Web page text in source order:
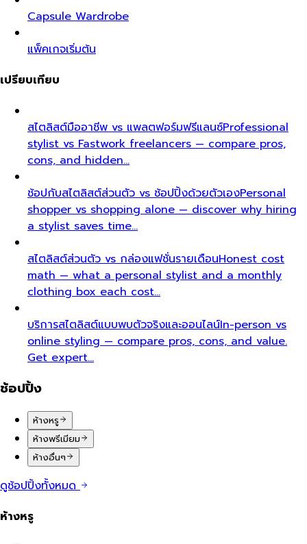
Capsule Wardrobe
แพ็คเกจเริ่มต้น
เปรียบเทียบ
สไตลิสต์มืออาชีพ vs แพลตฟอร์มฟรีแลนซ์Professional
stylist vs Fastwork freelancers — compare pros,
cons, and hidden…
ช้อปกับสไตลิสต์ส่วนตัว vs ช้อปปิ้งด้วยตัวเองPersonal
shopper vs shopping alone — discover why hiring
a stylist saves time…
สไตลิสต์ส่วนตัว vs กล่องแฟชั่นรายเดือนHonest cost
math — what a personal stylist and a monthly
clothing box each cost…
บริการสไตลิสต์แบบพบตัวจริงและออนไลน์In-person vs
online styling — compare pros, cons, and value.
Get expert…
ช้อปปิ้ง
ห้างหรู
ห้างพรีเมียม
ห้างอื่นๆ
ดูช้อปปิ้งทั้งหมด
ห้างหรู